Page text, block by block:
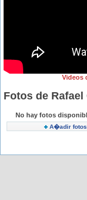
Videos
Fotos de
No hay fotos
A�adir fotos